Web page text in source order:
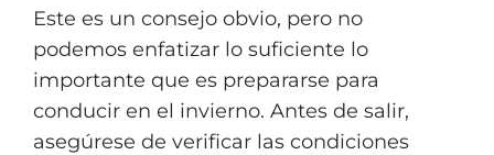
Este es un consejo obvio, pero no
podemos enfatizar lo suficiente lo
importante que es prepararse para
conducir en el invierno. Antes de salir,
asegúrese de verificar las condiciones